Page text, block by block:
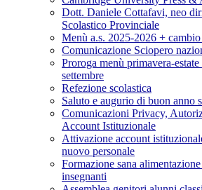
Dott. Daniele Cottafavi, neo
Scolastico Provinciale
Menù a.s. 2025-2026 +
Comunicazione Sciopero
Proroga menù primavera-
settembre
Refezione scolastica
Saluto e augurio di buon anno
Comunicazioni Privacy,
Account Istituzionale
Attivazione account
nuovo personale
Formazione sana
insegnanti